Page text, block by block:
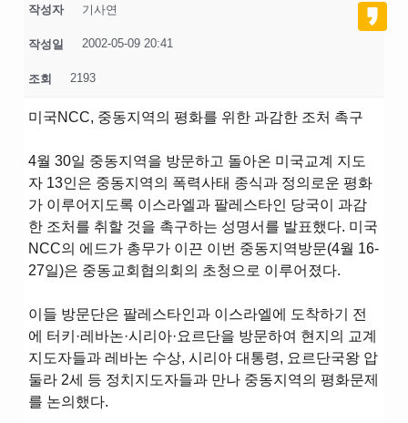
작성자 기사연
작성일 2002-05-09 20:41
조회 2193
미국NCC, 중동지역의 평화를 위한 과감한 조처 촉구
4월 30일 중동지역을 방문하고 돌아온 미국교계 지도
자 13인은 중동지역의 폭력사태 종식과 정의로운 평화
가 이루어지도록 이스라엘과 팔레스타인 당국이 과감
한 조처를 취할 것을 촉구하는 성명서를 발표했다. 미국
NCC의 에드가 총무가 이끈 이번 중동지역방문(4월 16-
27일)은 중동교회협의회의 초청으로 이루어졌다.
이들 방문단은 팔레스타인과 이스라엘에 도착하기 전
에 터키·레바논·시리아·요르단을 방문하여 현지의 교계
지도자들과 레바논 수상, 시리아 대통령, 요르단국왕 압
둘라 2세 등 정치지도자들과 만나 중동지역의 평화문제
를 논의했다.
Twitter